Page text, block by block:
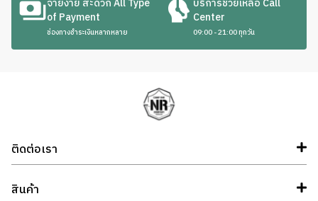
of Payment
ช่องทางชำระเงินหลากหลาย
Center
09:00 - 21:00 ทุกวัน
ติดต่อเรา
สินค้า